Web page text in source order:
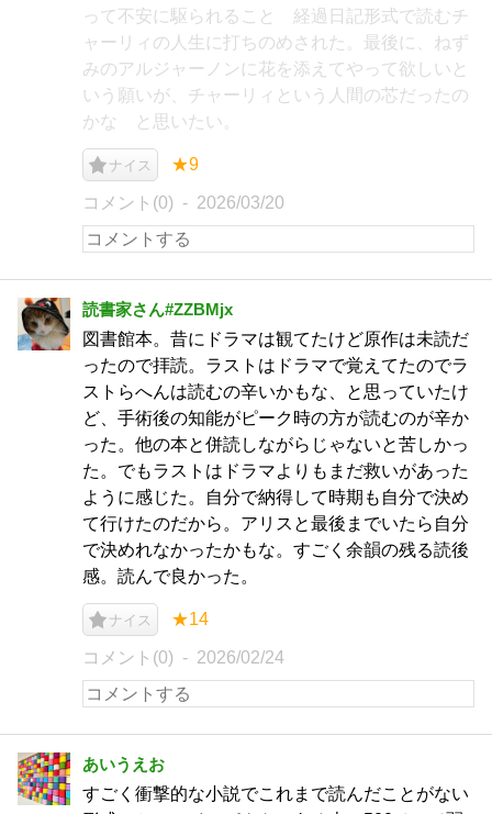
って不安に駆られること 経過日記形式で読むチ
ャーリィの人生に打ちのめされた。最後に、ねず
みのアルジャーノンに花を添えてやって欲しいと
いう願いが、チャーリィという人間の芯だったの
かな と思いたい。
ナイス ★9
コメント(0) 2026/03/20
読書家さん#ZZBMjx
図書館本。昔にドラマは観てたけど原作は未読だ
ったので拝読。ラストはドラマで覚えてたのでラ
ストらへんは読むの辛いかもな、と思っていたけ
ど、手術後の知能がピーク時の方が読むのが辛か
った。他の本と併読しながらじゃないと苦しかっ
た。でもラストはドラマよりもまだ救いがあった
ように感じた。自分で納得して時期も自分で決め
て行けたのだから。アリスと最後までいたら自分
で決めれなかったかもな。すごく余韻の残る読後
感。読んで良かった。
ナイス ★14
コメント(0) 2026/02/24
あいうえお
すごく衝撃的な小説でこれまで読んだことがない